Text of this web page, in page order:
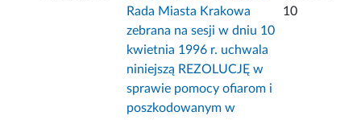
Rada Miasta Krakowa
zebrana na sesji w dniu 10
kwietnia 1996 r. uchwala
niniejszą REZOLUCJĘ w
sprawie pomocy ofiarom i
poszkodowanym w
10